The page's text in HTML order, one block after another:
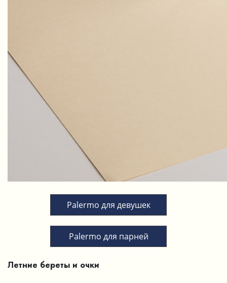
Palermo для девушек
Palermo для парней
Летние береты и очки